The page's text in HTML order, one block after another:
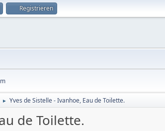
Registrieren
► Yves de Sistelle - Ivanhoe, Eau de Toilette.
de Toilette.